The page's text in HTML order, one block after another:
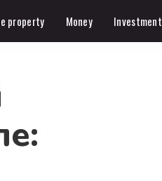
property Money Investment